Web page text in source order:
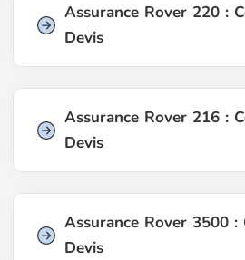
Assurance Rover 220 :
Devis
Assurance Rover 216 :
Devis
Assurance Rover 3500
Devis